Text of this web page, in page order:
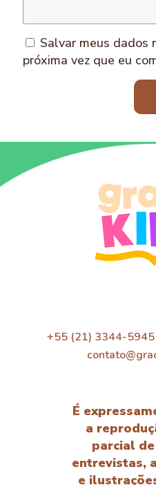
Salvar meus dados
próxima vez que eu
+55 (21) 3344-
É
a
parcial
entrevistas,
e